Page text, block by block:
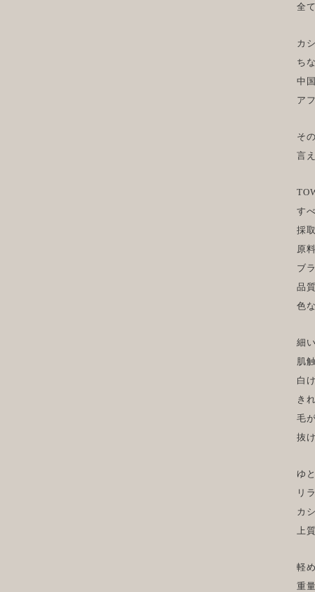
全
カ
ち
中
ア
そ
言
す
採
原
ブ
品
色
細
肌
白
き
毛
抜
ゆ
リ
カ
上
軽
重